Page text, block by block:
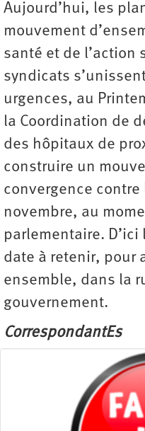
Aujourd’hui, les
mouvement
santé et de l’action
syndicats
urgences, au
la Coordination de
des hôpitaux de
construire un
convergence contre
novembre, au
parlementaire.
date à retenir, pour
ensemble, dans la
gouvernement.
CorrespondantEs